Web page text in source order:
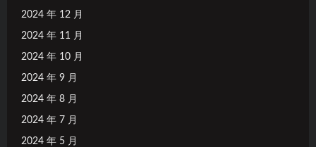
2024 年 12 月
2024 年 11 月
2024 年 10 月
2024 年 9 月
2024 年 8 月
2024 年 7 月
2024 年 5 月